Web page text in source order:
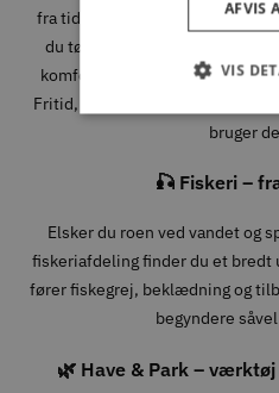
fra tidlige morgener i skoven til
du tøj, sko og udstyr fra
komfort går hånd i hånd. Når
Fritid, handler du med folk, der
bruger
🎣 Fiskeri –
Elsker du roen ved vandet og
fiskeriafdeling finder du et bredt
fører fiskegrej, beklædning og
begyndere
🌿 Have & Park –
AFVIS
VIS